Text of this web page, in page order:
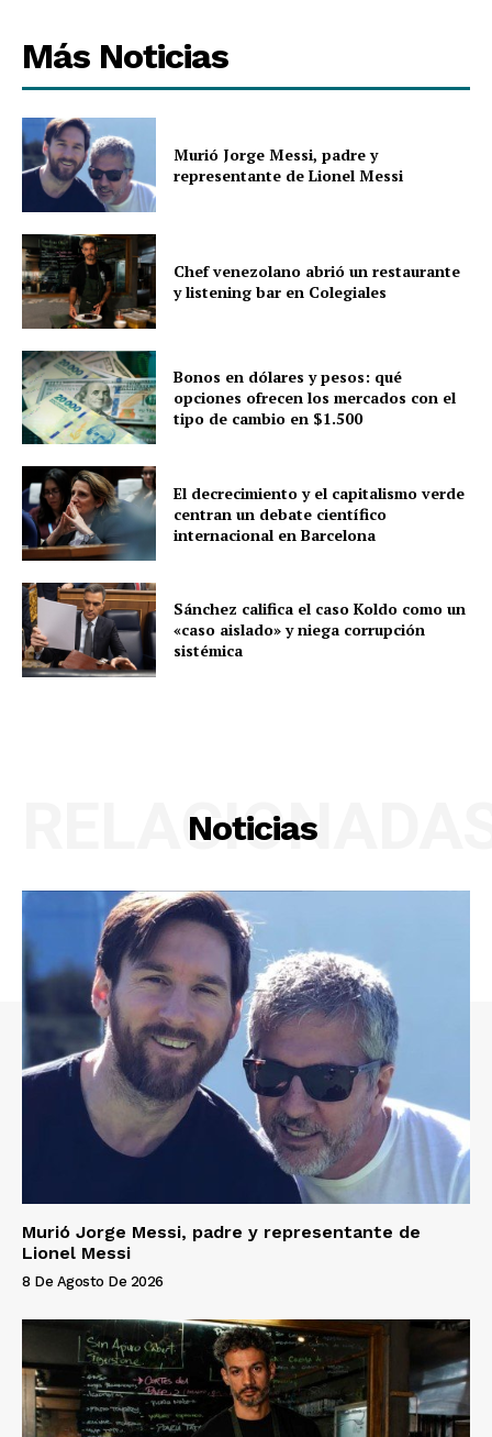
Más Noticias
Murió Jorge Messi, padre y
representante de Lionel Messi
Chef venezolano abrió un restaurante
y listening bar en Colegiales
Bonos en dólares y pesos: qué
opciones ofrecen los mercados con el
tipo de cambio en $1.500
El decrecimiento y el capitalismo verde
centran un debate científico
internacional en Barcelona
Sánchez califica el caso Koldo como un
«caso aislado» y niega corrupción
sistémica
Noticias
Murió Jorge Messi, padre y representante de
Lionel Messi
8 De Agosto De 2026